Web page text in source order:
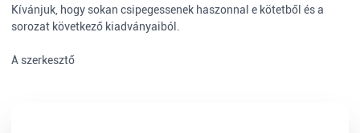
Kívánjuk, hogy sokan csipegessenek haszonnal e kötetből és a
sorozat következő kiadványaiból.
A szerkesztő